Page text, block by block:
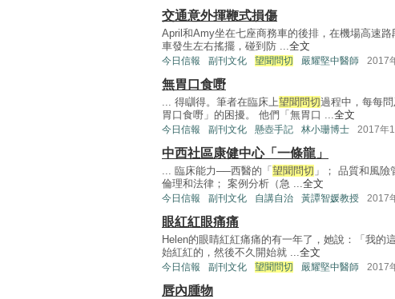
交通意外揮鞭式損傷
April和Amy坐在七座商務車的後排，在機場高速
車發生左右搖擺，碰到防 ...全文
今日信報 副刊文化 望聞問切 嚴耀堅中醫師 2017
無胃口食嘢
... 得瞓得。筆者在臨床上望聞問切過程中，每每
胃口食嘢」的困擾。 他們「無胃口 ...全文
今日信報 副刊文化 懸壺手記 林小珊博士 2017年
中西社區康健中心「一條龍」
... 臨床能力──西醫的「 望聞問切 」； 品質和風
倫理和法律； 案例分析（急 ...全文
今日信報 副刊文化 自講自治 黃譚智媛教授 2017
眼紅紅眼痛痛
Helen的眼睛紅紅痛痛的有一年了，她說：「我的
始紅紅的，然後不久開始就 ...全文
今日信報 副刊文化 望聞問切 嚴耀堅中醫師 2017
唇內腫物